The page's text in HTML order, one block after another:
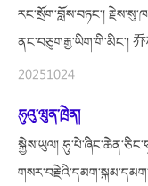
རང་སྲོག་བློས་བཏང་།
ནང་བཅུགརྒྱ་ཡིག་གི་མིང་།
20251024
ཧུའུ་ཝུན་ཁྲེན།
སྐྱེས་ཡུལ།